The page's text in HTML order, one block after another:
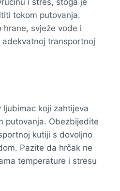
tokom putovanja.
hrane, svježe vode i
transportnoj
ljubimac koji zahtijeva
putovanja. Obezbijedite
kutiji s dovoljno
Pazite da hrčak ne
temperature i stresu